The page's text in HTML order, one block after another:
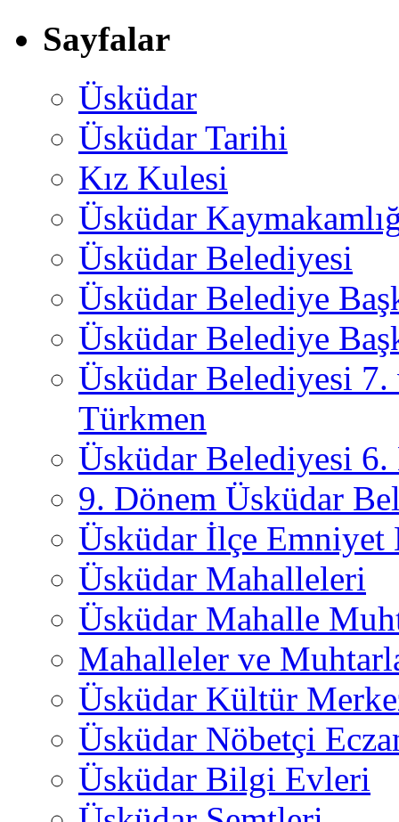
Sayfalar
Üsküdar
Üsküdar Tarihi
Kız Kulesi
Üsküdar
Üsküdar Belediyesi
Üsküdar Belediye
Üsküdar Belediye
Üsküdar Belediyesi
Türkmen
Üsküdar Belediyesi 6.
9. Dönem Üsküdar
Üsküdar İlçe
Üsküdar Mahalleleri
Üsküdar Mahalle
Mahalleler ve
Üsküdar Kültür
Üsküdar Nöbetçi
Üsküdar Bilgi Evleri